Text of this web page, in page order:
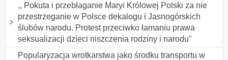
,, Pokuta i przebłaganie Maryi Królowej Polski za nie
przestrzeganie w Polsce dekalogu i Jasnogórskich
ślubów narodu. Protest przeciwko łamaniu prawa
seksualizacji dzieci niszczenia rodziny i narodu"
Popularyzacja wrotkarstwa jako środku transportu w